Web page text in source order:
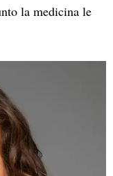
la medicina le